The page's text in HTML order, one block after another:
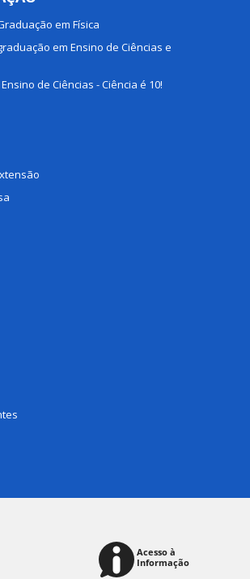
em Física
em Ensino de Ciências e
de Ciências - Ciência é 10!